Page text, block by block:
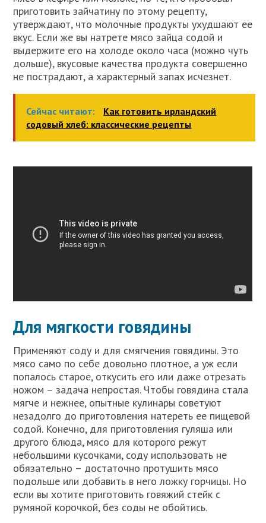
приготовить зайчатину по этому рецепту,
утверждают, что молочные продукты ухудшают ее
вкус. Если же вы натрете мясо зайца содой и
выдержите его на холоде около часа (можно чуть
дольше), вкусовые качества продукта совершенно
не пострадают, а характерный запах исчезнет.
Сейчас читают:
Как готовить ирландский
содовый хлеб: классические рецепты
Для мягкости говядины
Применяют соду и для смягчения говядины. Это
мясо само по себе довольно плотное, а уж если
попалось старое, откусить его или даже отрезать
ножом – задача непростая. Чтобы говядина стала
мягче и нежнее, опытные кулинары советуют
незадолго до приготовления натереть ее пищевой
содой. Конечно, для приготовления гуляша или
другого блюда, мясо для которого режут
небольшими кусочками, соду использовать не
обязательно – достаточно протушить мясо
подольше или добавить в него ложку горчицы. Но
если вы хотите приготовить говяжий стейк с
румяной корочкой, без соды не обойтись.